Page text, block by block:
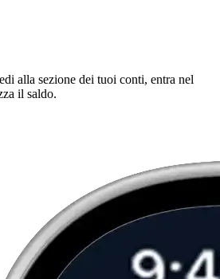
alla sezione dei tuoi conti, entra nel
il saldo.